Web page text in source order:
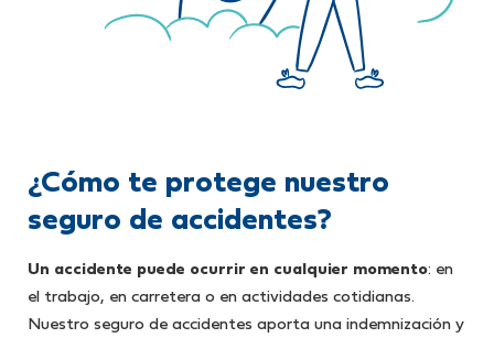
¿Cómo te protege nuestro
seguro de accidentes?
Un accidente puede ocurrir en cualquier momento: en
el trabajo, en carretera o en actividades cotidianas.
Nuestro seguro de accidentes aporta una indemnización y